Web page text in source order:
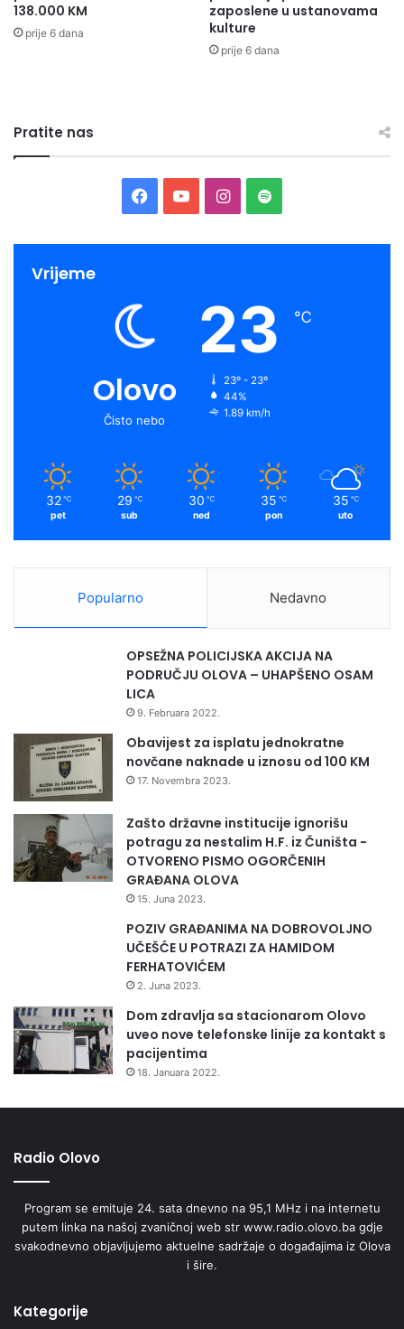
138.000 KM
prije 6 dana
zaposlene u ustanovama
kulture
prije 6 dana
Pratite nas
Facebook
YouTubeInstagram
Spotify
Vrijeme
Olovo
Čisto nebo
23 ℃
23º - 23º
44%
1.89 km/h
32 ℃
pet
29 ℃
sub
30 ℃
ned
35 ℃
pon
35 ℃
uto
Popularno Nedavno
OPSEŽNA POLICIJSKA AKCIJA NA
PODRUČJU OLOVA – UHAPŠENO OSAM
LICA
9. Februara 2022.
Obavijest za isplatu jednokratne
novčane naknade u iznosu od 100 KM
17. Novembra 2023.
Zašto državne institucije ignorišu
potragu za nestalim H.F. iz Čuništa -
OTVORENO PISMO OGORČENIH
GRAĐANA OLOVA
15. Juna 2023.
POZIV GRAĐANIMA NA DOBROVOLJNO
UČEŠĆE U POTRAZI ZA HAMIDOM
FERHATOVIĆEM
2. Juna 2023.
Dom zdravlja sa stacionarom Olovo
uveo nove telefonske linije za kontakt s
pacijentima
18. Januara 2022.
Radio Olovo
Program se emituje 24. sata dnevno na 95,1 MHz i na internetu
putem linka na našoj zvaničnoj web str www.radio.olovo.ba gdje
svakodnevno objavljujemo aktuelne sadržaje o događajima iz Olova
i šire.
Kategorije